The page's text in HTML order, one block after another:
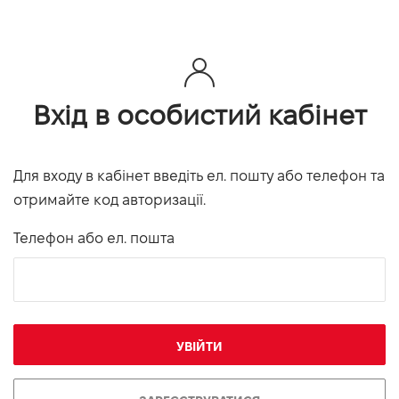
Вхід в особистий кабінет
Для входу в кабінет введіть ел. пошту або телефон та
отримайте код авторизації.
Телефон або ел. пошта
УВІЙТИ